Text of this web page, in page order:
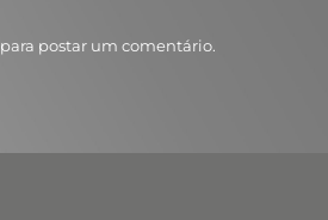
para postar um comentário.